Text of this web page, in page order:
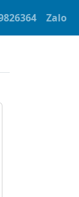
Zalo